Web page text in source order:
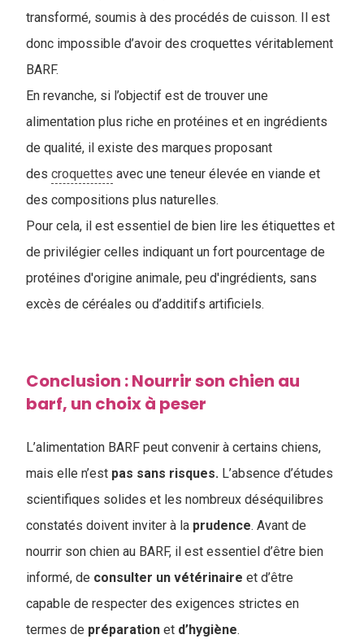
transformé, soumis à des procédés de cuisson. Il est
donc impossible d’avoir des croquettes véritablement
BARF.
En revanche, si l’objectif est de trouver une
alimentation plus riche en protéines et en ingrédients
de qualité, il existe des marques proposant
des croquettes avec une teneur élevée en viande et
des compositions plus naturelles.
Pour cela, il est essentiel de bien lire les étiquettes et
de privilégier celles indiquant un fort pourcentage de
protéines d'origine animale, peu d'ingrédients, sans
excès de céréales ou d’additifs artificiels.
Conclusion : Nourrir son chien au
barf, un choix à peser
L’alimentation BARF peut convenir à certains chiens,
mais elle n’est pas sans risques. L’absence d’études
scientifiques solides et les nombreux déséquilibres
constatés doivent inviter à la prudence. Avant de
nourrir son chien au BARF, il est essentiel d’être bien
informé, de consulter un vétérinaire et d’être
capable de respecter des exigences strictes en
termes de préparation et d’hygiène.